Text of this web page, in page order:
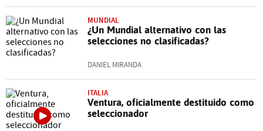
MUNDIAL
¿Un Mundial alternativo con las
selecciones no clasificadas?
DANIEL MIRANDA
ITALIA
Ventura, oficialmente destituido como
seleccionador